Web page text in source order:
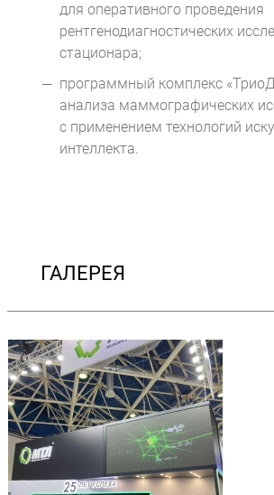
для оперативного проведения
рентгенодиагностических
стационара;
программный комплекс
анализа маммографических
с применением технологий
интеллекта.
ГАЛЕРЕЯ